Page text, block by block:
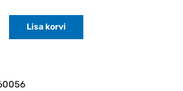
Lisa korvi